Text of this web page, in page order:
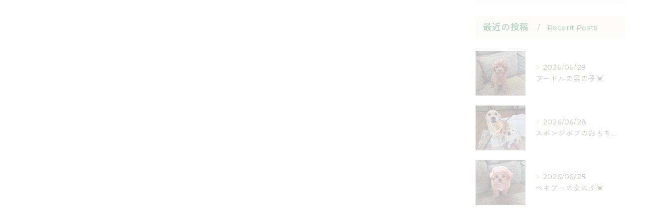
最近の投稿 Recent Posts
2026/06/29
プードルの男の子💓
2026/06/28
スポンジボブのおもちゃ入荷しました✨
2026/06/25
ペキプーの女の子💓